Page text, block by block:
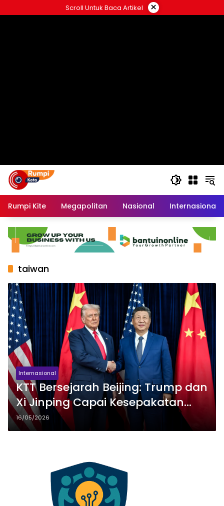
ke
Scroll Untuk Baca Artikel ×
Rumpi Kite Megapolitan Nasional Internasional
taiwan
Internasional
KTT Bersejarah Beijing: Trump dan
Xi Jinping Capai Kesepakatan
Dagang Besar di Tengah
Ketegangan Taiwan yang
16/05/2026